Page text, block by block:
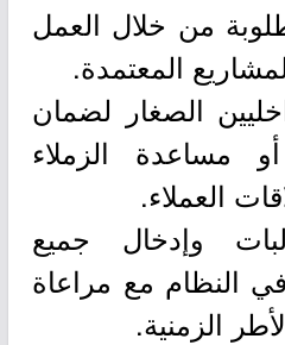
من خلال العمل
المعتمدة.
الصغار لضمان
أو مساعدة الزملاء
العملاء.
وإدخال جميع
في النظام مع مراعاة
الزمنية.